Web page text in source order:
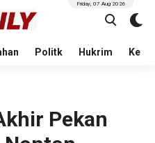
Politk Hukrim
Friday, 07 Aug 2026
Pekan